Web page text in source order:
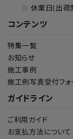
コンテンツ
特集一覧
お知らせ
施工事例
施工例写真受付フォ
ガイドライン
ご利用ガイド
お支払方法について
休業日(出荷